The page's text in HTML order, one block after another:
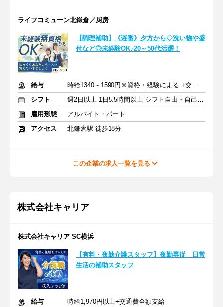
ライフコミューン北鎌倉／厨房
【調理補助】《遅番》夕方から◇洗い物や盛
付など◎未経験OK♪20～50代活躍！
給与
時給1340～1590円※資格・経験による +交通費支給
シフト
週2日以上 1日5.5時間以上 シフト自由・自己申告
雇用形態
アルバイト・パート
アクセス
北鎌倉駅 徒歩18分
この企業の求人一覧を見る
株式会社キャリア
株式会社キャリア SC横浜
【有料・夜勤介護スタッフ】夜勤専従 日常
生活の補助スタッフ
給与 時給1,970円以上+交通費全額支給